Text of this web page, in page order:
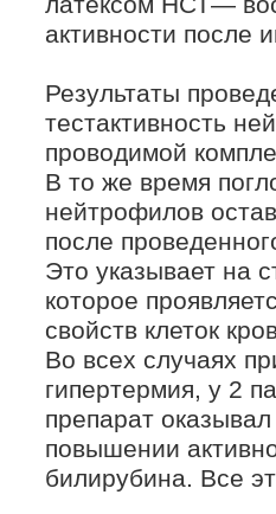
активности после
Результаты
тестактивность
проводимой
В то же время
нейтрофилов
после
Это указывает на
которое
свойств клеток
Во всех случаях
гипертермия, у 2
препарат
повышении
билирубина. Все